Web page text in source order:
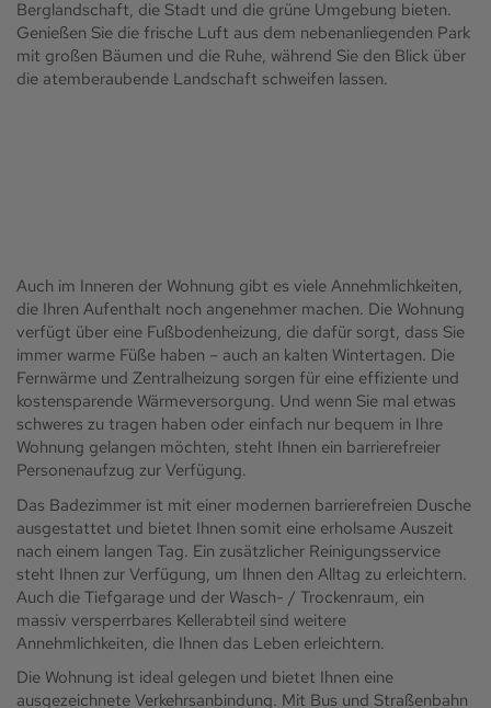
Berglandschaft, die Stadt und die grüne Umgebung bieten.
Genießen Sie die frische Luft aus dem nebenanliegenden Park
mit großen Bäumen und die Ruhe, während Sie den Blick über
die atemberaubende Landschaft schweifen lassen.
Auch im Inneren der Wohnung gibt es viele Annehmlichkeiten,
die Ihren Aufenthalt noch angenehmer machen. Die Wohnung
verfügt über eine Fußbodenheizung, die dafür sorgt, dass Sie
immer warme Füße haben – auch an kalten Wintertagen. Die
Fernwärme und Zentralheizung sorgen für eine effiziente und
kostensparende Wärmeversorgung. Und wenn Sie mal etwas
schweres zu tragen haben oder einfach nur bequem in Ihre
Wohnung gelangen möchten, steht Ihnen ein barrierefreier
Personenaufzug zur Verfügung.
Das Badezimmer ist mit einer modernen barrierefreien Dusche
ausgestattet und bietet Ihnen somit eine erholsame Auszeit
nach einem langen Tag. Ein zusätzlicher Reinigungsservice
steht Ihnen zur Verfügung, um Ihnen den Alltag zu erleichtern.
Auch die Tiefgarage und der Wasch- / Trockenraum, ein
massiv versperrbares Kellerabteil sind weitere
Annehmlichkeiten, die Ihnen das Leben erleichtern.
Die Wohnung ist ideal gelegen und bietet Ihnen eine
ausgezeichnete Verkehrsanbindung. Mit Bus und Straßenbahn